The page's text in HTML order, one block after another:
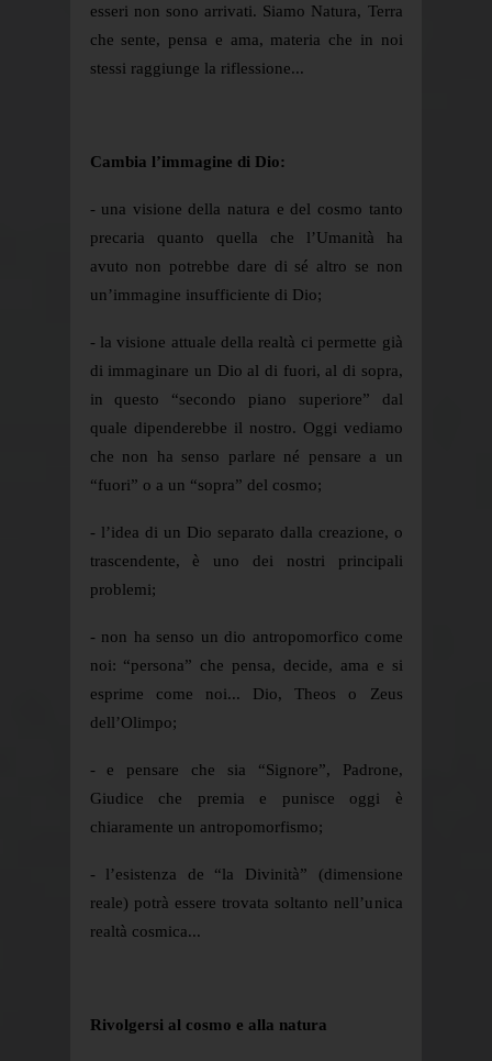
esseri non sono arrivati. Siamo Natura, Terra
che sente, pensa e ama, materia che in noi
stessi raggiunge la riflessione...
Cambia l’immagine di Dio:
- una visione della natura e del cosmo tanto
precaria quanto quella che l’Umanità ha
avuto non potrebbe dare di sé altro se non
un’immagine insufficiente di Dio;
- la visione attuale della realtà ci permette già
di immaginare un Dio al di fuori, al di sopra,
in questo “secondo piano superiore” dal
quale dipenderebbe il nostro. Oggi vediamo
che non ha senso parlare né pensare a un
“fuori” o a un “sopra” del cosmo;
- l’idea di un Dio separato dalla creazione, o
trascendente, è uno dei nostri principali
problemi;
- non ha senso un dio antropomorfico come
noi: “persona” che pensa, decide, ama e si
esprime come noi... Dio, Theos o Zeus
dell’Olimpo;
- e pensare che sia “Signore”, Padrone,
Giudice che premia e punisce oggi è
chiaramente un antropomorfismo;
- l’esistenza de “la Divinità” (dimensione
reale) potrà essere trovata soltanto nell’unica
realtà cosmica...
Rivolgersi al cosmo e alla natura